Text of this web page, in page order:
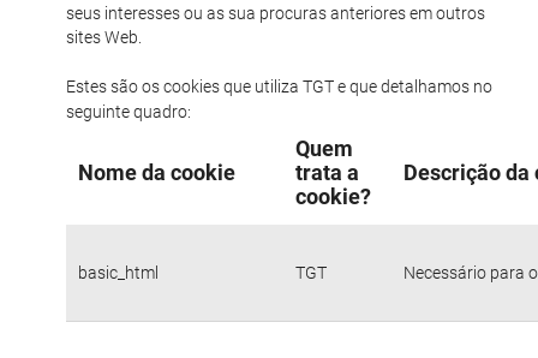
seus interesses ou as sua procuras anteriores em outros
sites Web.
Estes são os cookies que utiliza TGT e que detalhamos no
seguinte quadro:
Nome da cookie
Quem
trata a
cookie?
Descrição da
basic_html TGT Necessário para